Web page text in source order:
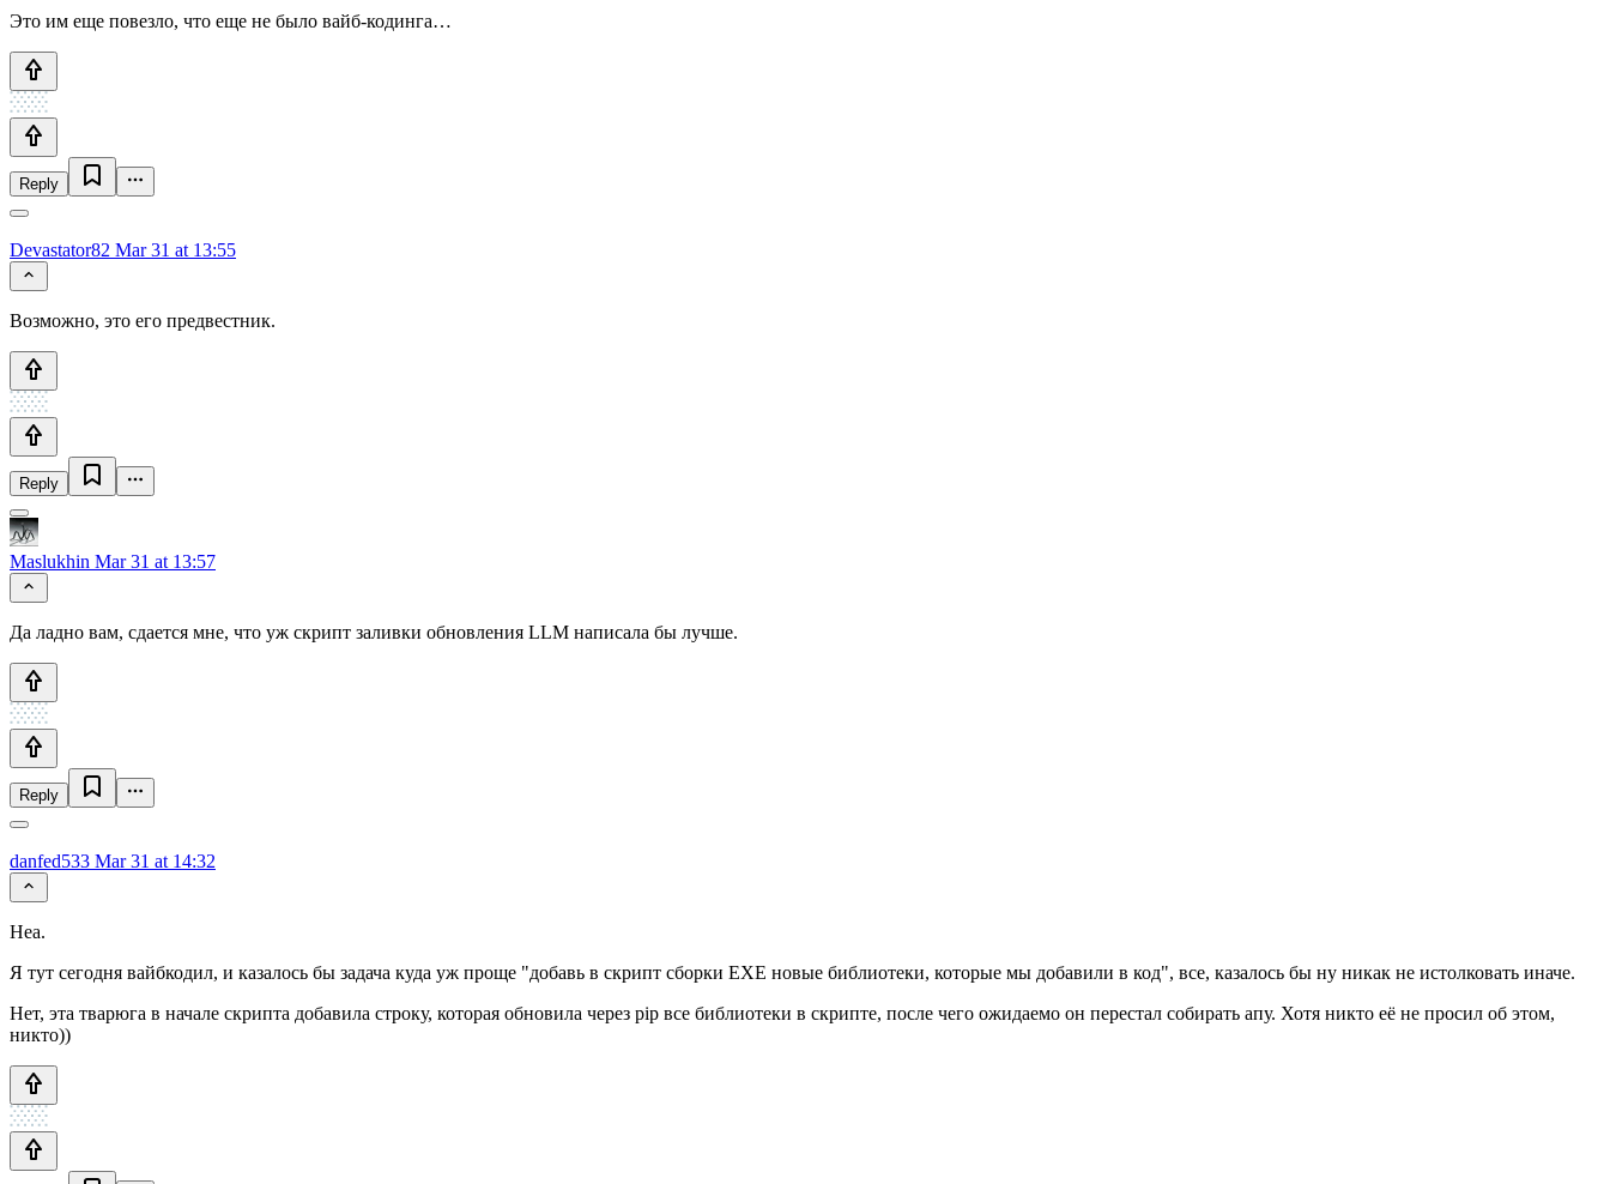
Это им еще повезло, что еще не было вайб-кодинга…
Reply
Devastator82 Mar 31 at 13:55
Возможно, это его предвестник.
Reply
Maslukhin Mar 31 at 13:57
Да ладно вам, сдается мне, что уж скрипт заливки обновления LLM написала бы лучше.
Reply
danfed533 Mar 31 at 14:32
Неа.
Я тут сегодня вайбкодил, и казалось бы задача куда уж проще "добавь в скрипт сборки EXE новые библиотеки, которые мы добавили в код", все, казалось бы ну никак не истолковать иначе.
Нет, эта тварюга в начале скрипта добавила строку, которая обновила через pip все библиотеки в скрипте, после чего ожидаемо он перестал собирать апу. Хотя никто её не просил об этом,
никто))